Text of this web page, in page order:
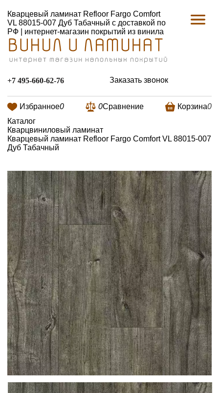
Кварцевый ламинат Refloor Fargo Comfort
VL 88015-007 Дуб Табачный с доставкой по
РФ | интернет-магазин покрытий из винила
+7 495-660-62-76 Заказать звонок
Избранное0 0Сравнение Корзина0
Каталог
Кварцвиниловый ламинат
Кварцевый ламинат Refloor Fargo Comfort VL 88015-007
Дуб Табачный